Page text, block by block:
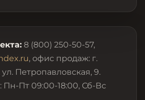
8 (800) 250-50-57,
, офис продаж: г.
Петропавловская, 9.
Пт 09:00-18:00, Сб-Вс